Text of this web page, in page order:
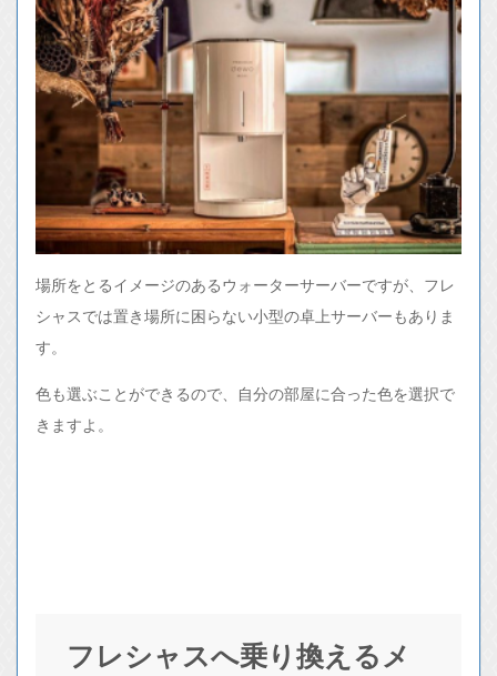
場所をとるイメージのあるウォーターサーバーですが、フレ
シャスでは置き場所に困らない小型の卓上サーバーもありま
す。
色も選ぶことができるので、自分の部屋に合った色を選択で
きますよ。
フレシャスへ乗り換えるメ